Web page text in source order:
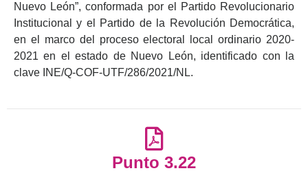
Nuevo León”, conformada por el Partido Revolucionario
Institucional y el Partido de la Revolución Democrática,
en el marco del proceso electoral local ordinario 2020-
2021 en el estado de Nuevo León, identificado con la
clave INE/Q-COF-UTF/286/2021/NL.
Punto 3.22